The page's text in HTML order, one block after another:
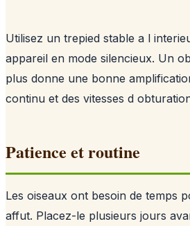
Utilisez un trepied stable a l
appareil en mode silencieux. Un
plus donne une bonne
continu et des vitesses d
Patience et routine
Les oiseaux ont besoin de temps
affut. Placez-le plusieurs jours